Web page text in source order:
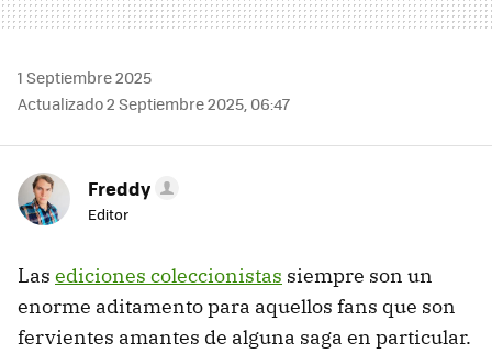
1 Septiembre 2025
Actualizado 2 Septiembre 2025, 06:47
Freddy
Editor
Las ediciones coleccionistas siempre son un
enorme aditamento para aquellos fans que son
fervientes amantes de alguna saga en particular.